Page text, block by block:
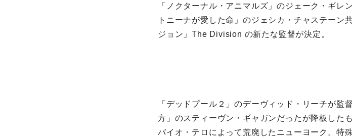
「ノクターナル・アニマルズ」のジェーク・ギ
トニーナが愛した命」のジェシカ・チャステーン
ジョン」The Division の新たな監督が決定。
「デッドプール２」のデーヴィッド・リーチが監
方」のスティーヴン・ギャガンだったが降板した
バイオ・テロによって荒廃したニューヨーク。特